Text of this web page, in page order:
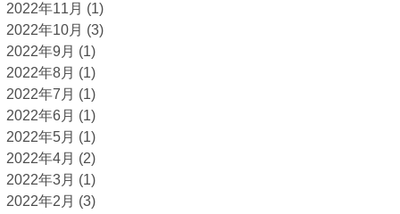
2022年11月 (1)
2022年10月 (3)
2022年9月 (1)
2022年8月 (1)
2022年7月 (1)
2022年6月 (1)
2022年5月 (1)
2022年4月 (2)
2022年3月 (1)
2022年2月 (3)